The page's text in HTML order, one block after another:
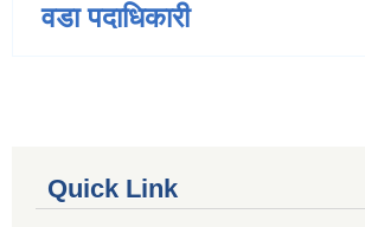
वडा पदाधिकारी
Quick Link